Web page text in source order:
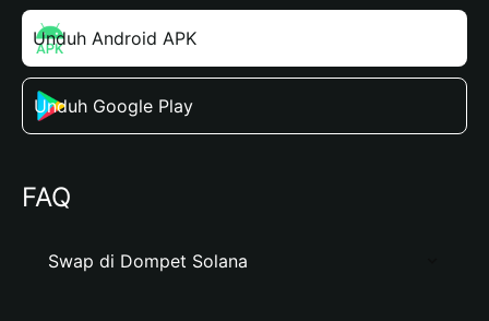
Unduh Android APK
Unduh Google Play
FAQ
Swap di Dompet Solana